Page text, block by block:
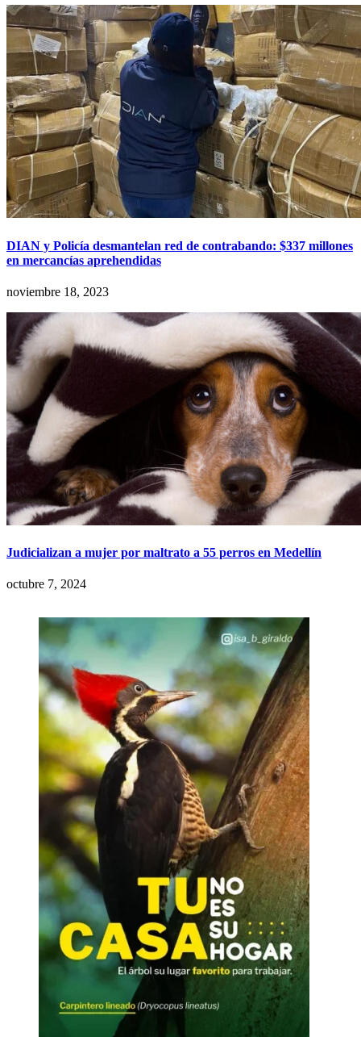
DIAN y Policía desmantelan red de contrabando: $337 millones
en mercancías aprehendidas
noviembre 18, 2023
Judicializan a mujer por maltrato a 55 perros en Medellín
octubre 7, 2024